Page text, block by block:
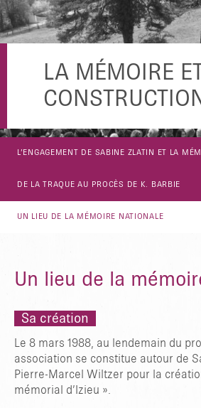
LA MÉMOIRE
L’ENGAGEMENT DE SABINE ZLATIN ET LA
DE LA TRAQUE AU PROCÈS DE K. BARBIE
UN LIEU DE LA MÉMOIRE NATIONALE
Un lieu de la
Sa création
Le 8 mars 1988, au lendemain du
association se constitue autour de
Pierre-Marcel Wiltzer pour la
mémorial d’Izieu ».